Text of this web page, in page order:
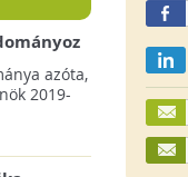
azóta,
2019-